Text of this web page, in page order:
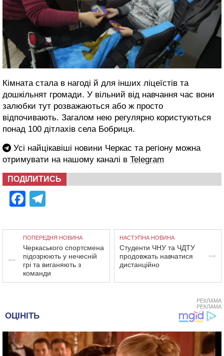
Кімната стала в нагоді й для інших ліцеїстів та
дошкільнят громади. У вільний від навчання час вони
залюбки тут розважаються або ж просто
відпочивають. Загалом нею регулярно користуються
понад 100 дітлахів села Бобриця.
Усі найцікавіші новини Черкас та регіону можна
отримувати на нашому каналі в Telegram
ПОДІЛИТИСЬ
Facebook
ПОПЕРЕДНЯ НОВИНА
Черкаського спортсмена
підозрюють у нечесній
грі та виганяють з
команди
НАСТУПНА НОВИНА
Студенти ЧНУ та ЧДТУ
продовжать навчатися
дистанційно
РЕКЛАМА
РЕКЛАМА